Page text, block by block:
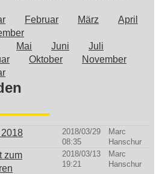
Februar März
April
Mai Juni
Juli
Oktober
November
2018/03/29
08:35
Marc
Hanschur
zum
2018/03/13
19:21
Marc
Hanschur